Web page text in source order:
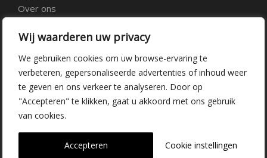
Wij waarderen uw privacy
We gebruiken cookies om uw browse-ervaring te
verbeteren, gepersonaliseerde advertenties of inhoud weer
te geven en ons verkeer te analyseren. Door op
"Accepteren" te klikken, gaat u akkoord met ons gebruik
van cookies.
Cookie instellingen
Accepteren
Over ons
Vacatures
Contact
Kwekerij Delfgauw
Vrederustlaan 10
2645 AW Delfgauw